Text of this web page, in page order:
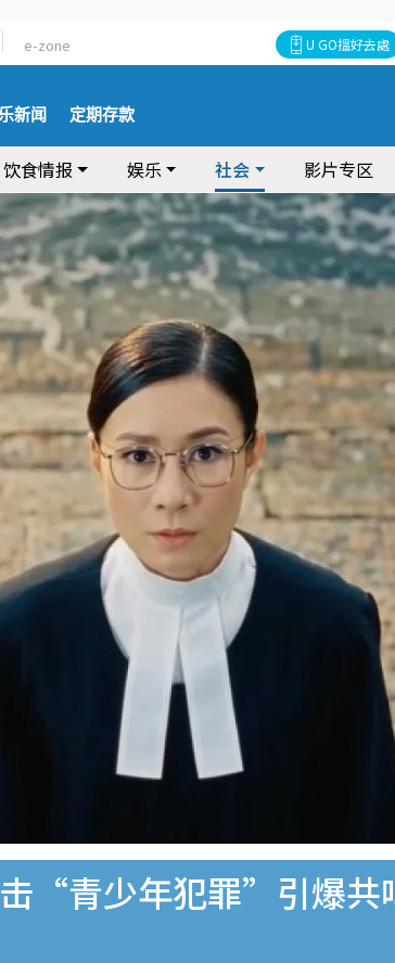
e-zone U GO搵好去處
新闻 定期存款
饮食情报 娱乐 社会 影片专区
“青少年犯罪”引爆共